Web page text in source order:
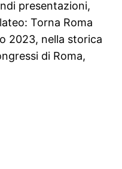
presentazioni,
Torna Roma
2023, nella storica
di Roma,